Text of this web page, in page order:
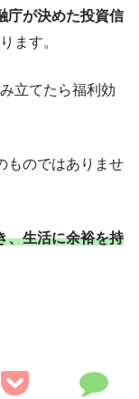
庁が決めた投資信
ます。
立てたら福利効
ものではありませ
、生活に余裕を持